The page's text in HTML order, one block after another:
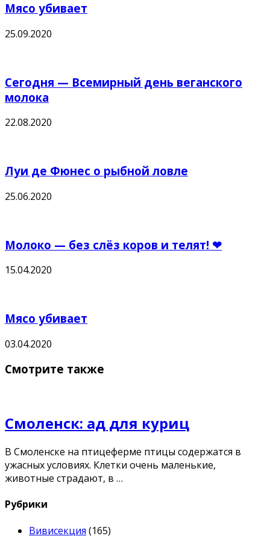
Мясо убивает
25.09.2020
Сегодня — Всемирный день веганского
молока
22.08.2020
Луи де Фюнес о рыбной ловле
25.06.2020
Молоко — без слёз коров и телят! ❤
15.04.2020
Мясо убивает
03.04.2020
Смотрите также
Смоленск: ад для куриц
В Смоленске на птицеферме птицы содержатся в
ужасных условиях. Клетки очень маленькие,
животные страдают, в …
Рубрики
Вивисекция (165)